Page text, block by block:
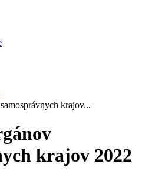
krajov...
krajov 2022